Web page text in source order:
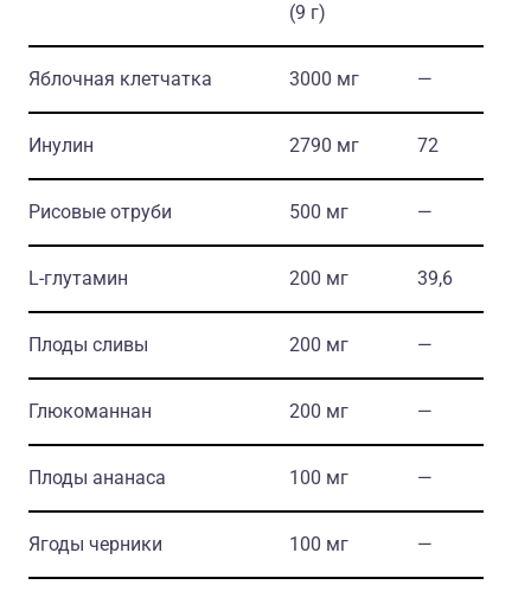
(9 г)
Яблочная клетчатка 3000 мг ―
Инулин 2790 мг 72
Рисовые отруби 500 мг ―
L-глутамин 200 мг 39,6
Плоды сливы 200 мг ―
Глюкоманнан 200 мг ―
Плоды ананаса 100 мг ―
Ягоды черники 100 мг ―